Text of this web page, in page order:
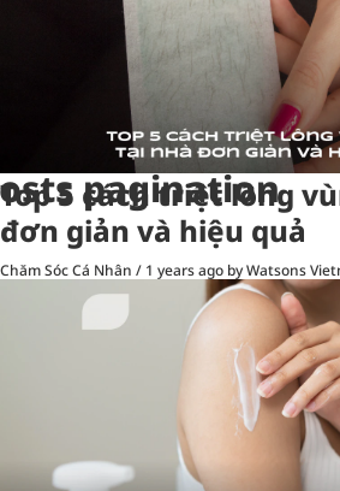
Top 5 cách triệt lông
đơn giản và hiệu quả
Chăm Sóc Cá Nhân / 1 years ago by Watsons
pagination